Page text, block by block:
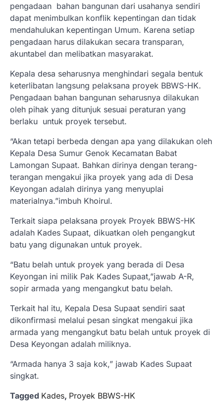
pengadaan bahan bangunan dari usahanya sendiri
dapat menimbulkan konflik kepentingan dan tidak
mendahulukan kepentingan Umum. Karena setiap
pengadaan harus dilakukan secara transparan,
akuntabel dan melibatkan masyarakat.
Kepala desa seharusnya menghindari segala bentuk
keterlibatan langsung pelaksana proyek BBWS-HK.
Pengadaan bahan bangunan seharusnya dilakukan
oleh pihak yang ditunjuk sesuai peraturan yang
berlaku untuk proyek tersebut.
“Akan tetapi berbeda dengan apa yang dilakukan oleh
Kepala Desa Sumur Genok Kecamatan Babat
Lamongan Supaat. Bahkan dirinya dengan terang-
terangan mengakui jika proyek yang ada di Desa
Keyongan adalah dirinya yang menyuplai
materialnya.”imbuh Khoirul.
Terkait siapa pelaksana proyek Proyek BBWS-HK
adalah Kades Supaat, dikuatkan oleh pengangkut
batu yang digunakan untuk proyek.
“Batu belah untuk proyek yang berada di Desa
Keyongan ini milik Pak Kades Supaat,”jawab A-R,
sopir armada yang mengangkut batu belah.
Terkait hal itu, Kepala Desa Supaat sendiri saat
dikonfirmasi melalui pesan singkat mengakui jika
armada yang mengangkut batu belah untuk proyek di
Desa Keyongan adalah miliknya.
“Armada hanya 3 saja kok,” jawab Kades Supaat
singkat.
Tagged Kades, Proyek BBWS-HK